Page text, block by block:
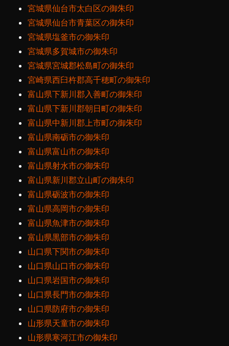
宮城県仙台市太白区の御朱印
宮城県仙台市青葉区の御朱印
宮城県塩釜市の御朱印
宮城県多賀城市の御朱印
宮城県宮城郡松島町の御朱印
宮崎県西臼杵郡高千穂町の御朱印
富山県下新川郡入善町の御朱印
富山県下新川郡朝日町の御朱印
富山県中新川郡上市町の御朱印
富山県南砺市の御朱印
富山県富山市の御朱印
富山県射水市の御朱印
富山県新川郡立山町の御朱印
富山県砺波市の御朱印
富山県高岡市の御朱印
富山県魚津市の御朱印
富山県黒部市の御朱印
山口県下関市の御朱印
山口県山口市の御朱印
山口県岩国市の御朱印
山口県長門市の御朱印
山口県防府市の御朱印
山形県天童市の御朱印
山形県寒河江市の御朱印